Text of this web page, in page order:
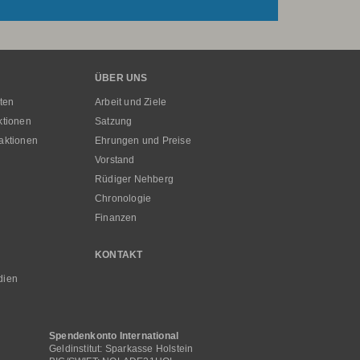
ÜBER UNS
Arbeit und Ziele
Satzung
Ehrungen und Preise
Vorstand
Rüdiger Nehberg
Chronologie
Finanzen
KONTAKT
Spendenkonto International
Geldinstitut: Sparkasse Holstein